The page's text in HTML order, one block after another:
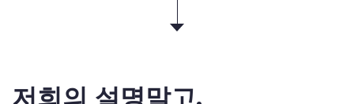
저희의 설명말고,